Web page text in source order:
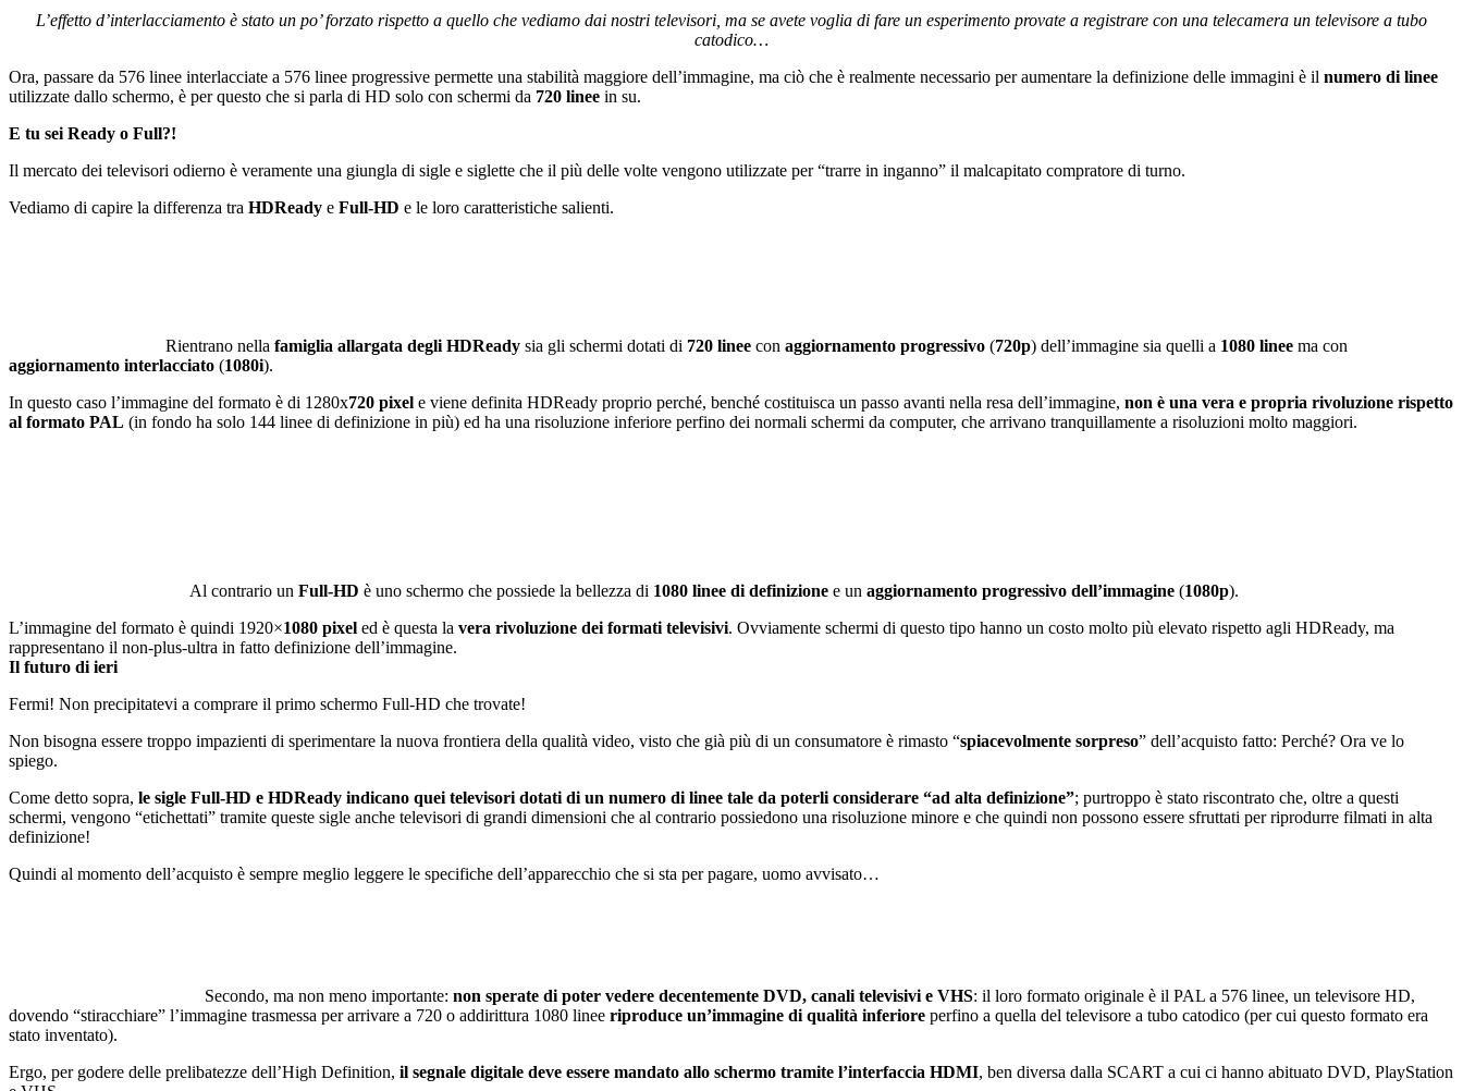
L’effetto d’interlacciamento è stato un po’ forzato rispetto a quello che vediamo dai nostri televisori, ma se avete voglia di fare un esperimento provate a registrare con una telecamera un televisore a tubo
catodico…
Ora, passare da 576 linee interlacciate a 576 linee progressive permette una stabilità maggiore dell’immagine, ma ciò che è realmente necessario per aumentare la definizione delle immagini è il numero di linee
utilizzate dallo schermo, è per questo che si parla di HD solo con schermi da 720 linee in su.
E tu sei Ready o Full?!
Il mercato dei televisori odierno è veramente una giungla di sigle e siglette che il più delle volte vengono utilizzate per “trarre in inganno” il malcapitato compratore di turno.
Vediamo di capire la differenza tra HDReady e Full-HD e le loro caratteristiche salienti.
Rientrano nella famiglia allargata degli HDReady sia gli schermi dotati di 720 linee con aggiornamento progressivo (720p) dell’immagine sia quelli a 1080 linee ma con
aggiornamento interlacciato (1080i).
In questo caso l’immagine del formato è di 1280x720 pixel e viene definita HDReady proprio perché, benché costituisca un passo avanti nella resa dell’immagine, non è una vera e propria rivoluzione rispetto
al formato PAL (in fondo ha solo 144 linee di definizione in più) ed ha una risoluzione inferiore perfino dei normali schermi da computer, che arrivano tranquillamente a risoluzioni molto maggiori.
Al contrario un Full-HD è uno schermo che possiede la bellezza di 1080 linee di definizione e un aggiornamento progressivo dell’immagine (1080p).
L’immagine del formato è quindi 1920×1080 pixel ed è questa la vera rivoluzione dei formati televisivi. Ovviamente schermi di questo tipo hanno un costo molto più elevato rispetto agli HDReady, ma
rappresentano il non-plus-ultra in fatto definizione dell’immagine.
Il futuro di ieri
Fermi! Non precipitatevi a comprare il primo schermo Full-HD che trovate!
Non bisogna essere troppo impazienti di sperimentare la nuova frontiera della qualità video, visto che già più di un consumatore è rimasto “spiacevolmente sorpreso” dell’acquisto fatto: Perché? Ora ve lo
spiego.
Come detto sopra, le sigle Full-HD e HDReady indicano quei televisori dotati di un numero di linee tale da poterli considerare “ad alta definizione”; purtroppo è stato riscontrato che, oltre a questi
schermi, vengono “etichettati” tramite queste sigle anche televisori di grandi dimensioni che al contrario possiedono una risoluzione minore e che quindi non possono essere sfruttati per riprodurre filmati in alta
definizione!
Quindi al momento dell’acquisto è sempre meglio leggere le specifiche dell’apparecchio che si sta per pagare, uomo avvisato…
Secondo, ma non meno importante: non sperate di poter vedere decentemente DVD, canali televisivi e VHS: il loro formato originale è il PAL a 576 linee, un televisore HD,
dovendo “stiracchiare” l’immagine trasmessa per arrivare a 720 o addirittura 1080 linee riproduce un’immagine di qualità inferiore perfino a quella del televisore a tubo catodico (per cui questo formato era
stato inventato).
Ergo, per godere delle prelibatezze dell’High Definition, il segnale digitale deve essere mandato allo schermo tramite l’interfaccia HDMI, ben diversa dalla SCART a cui ci hanno abituato DVD, PlayStation